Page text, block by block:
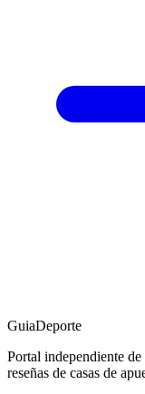
GuiaDeporte
Portal independiente
reseñas de casas de